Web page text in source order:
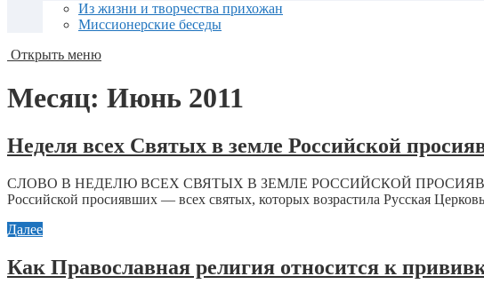
Из жизни и творчества прихожан
Миссионерские беседы
Открыть меню
Месяц: Июнь 2011
Неделя всех Святых в земле Российской
СЛОВО В НЕДЕЛЮ ВСЕХ СВЯТЫХ В ЗЕМЛЕ РОССИЙСКОЙ ПРОСИЯВШИХ
Российской просиявших — всех святых, которых возрастила Русская
Далее
Как Православная религия относится к